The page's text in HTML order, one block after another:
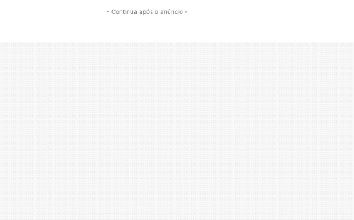
- Continua após o anúncio -